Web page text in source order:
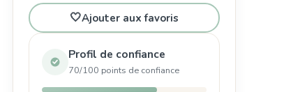
🤍Ajouter aux favoris
Profil de confiance
70/100 points de confiance